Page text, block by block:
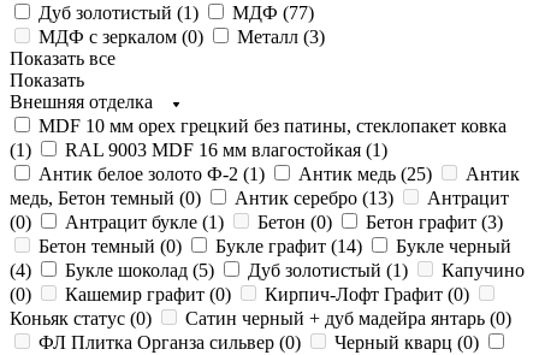
Дуб золотистый (1) МДФ (77)
МДФ с зеркалом (0) Металл (3)
Показать все
Показать
Внешняя отделка
MDF 10 мм орех грецкий без патины, стеклопакет ковка
(1) RAL 9003 MDF 16 мм влагостойкая (1)
Антик белое золото Ф-2 (1) Антик медь (25)
Антик
медь, Бетон темный (0) Антик серебро (13)
Антрацит
(0) Антрацит букле (1) Бетон (0) Бетон графит (3)
Бетон темный (0) Букле графит (14)
Букле черный
(4) Букле шоколад (5) Дуб золотистый (1)
Капучино
(0) Кашемир графит (0) Кирпич-Лофт Графит (0)
Коньяк статус (0) Сатин черный + дуб мадейра янтарь (0)
ФЛ Плитка Органза сильвер (0) Черный кварц (0)